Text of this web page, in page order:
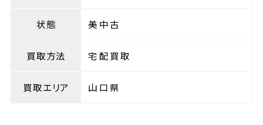
状態 美中古
買取方法 宅配買取
買取エリア 山口県